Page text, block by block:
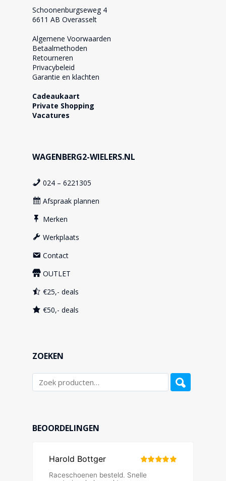
Schoonenburgseweg 4
6611 AB Overasselt
Algemene Voorwaarden
Betaalmethoden
Retourneren
Privacybeleid
Garantie en klachten
Cadeaukaart
Private Shopping
Vacatures
WAGENBERG2-WIELERS.NL
024 – 6221305
Afspraak plannen
Merken
Werkplaats
Contact
OUTLET
€25,- deals
€50,- deals
ZOEKEN
BEOORDELINGEN